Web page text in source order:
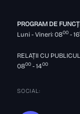
PROGRAM DE
Luni - Vineri: 0800 - 16
RELAȚII CU PUBLICUL
0800 - 1400
SOCIAL: